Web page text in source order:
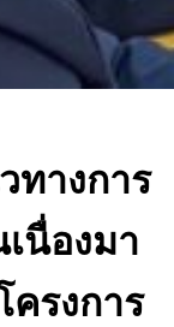
ทางการ
นื่องมา
ครงการ